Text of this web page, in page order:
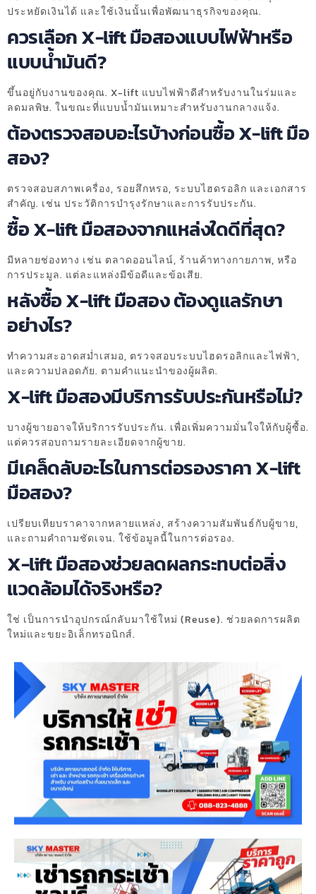
ประหยัดเงินได้ และใช้เงินนั้นเพื่อพัฒนาธุรกิจของคุณ.
ควรเลือก X-lift มือสองแบบไฟฟ้าหรือ
แบบน้ำมันดี?
ขึ้นอยู่กับงานของคุณ. X-lift แบบไฟฟ้าดีสำหรับงานในร่มและ
ลดมลพิษ. ในขณะที่แบบน้ำมันเหมาะสำหรับงานกลางแจ้ง.
ต้องตรวจสอบอะไรบ้างก่อนซื้อ X-lift มือ
สอง?
ตรวจสอบสภาพเครื่อง, รอยสึกหรอ, ระบบไฮดรอลิก และเอกสาร
สำคัญ. เช่น ประวัติการบำรุงรักษาและการรับประกัน.
ซื้อ X-lift มือสองจากแหล่งใดดีที่สุด?
มีหลายช่องทาง เช่น ตลาดออนไลน์, ร้านค้าทางกายภาพ, หรือ
การประมูล. แต่ละแหล่งมีข้อดีและข้อเสีย.
หลังซื้อ X-lift มือสอง ต้องดูแลรักษา
อย่างไร?
ทำความสะอาดสม่ำเสมอ, ตรวจสอบระบบไฮดรอลิกและไฟฟ้า,
และความปลอดภัย. ตามคำแนะนำของผู้ผลิต.
X-lift มือสองมีบริการรับประกันหรือไม่?
บางผู้ขายอาจให้บริการรับประกัน. เพื่อเพิ่มความมั่นใจให้กับผู้ซื้อ.
แต่ควรสอบถามรายละเอียดจากผู้ขาย.
มีเคล็ดลับอะไรในการต่อรองราคา X-lift
มือสอง?
เปรียบเทียบราคาจากหลายแหล่ง, สร้างความสัมพันธ์กับผู้ขาย,
และถามคำถามชัดเจน. ใช้ข้อมูลนี้ในการต่อรอง.
X-lift มือสองช่วยลดผลกระทบต่อสิ่ง
แวดล้อมได้จริงหรือ?
ใช่ เป็นการนำอุปกรณ์กลับมาใช้ใหม่ (Reuse). ช่วยลดการผลิต
ใหม่และขยะอิเล็กทรอนิกส์.